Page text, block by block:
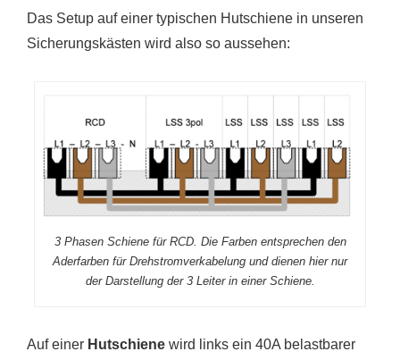
Das Setup auf einer typischen Hutschiene in unseren
Sicherungskästen wird also so aussehen:
3 Phasen Schiene für RCD. Die Farben entsprechen den
Aderfarben für Drehstromverkabelung und dienen hier nur
der Darstellung der 3 Leiter in einer Schiene.
Auf einer Hutschiene wird links ein 40A belastbarer